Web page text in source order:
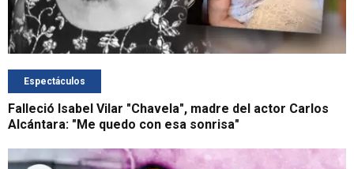
Espectáculos
Falleció Isabel Vilar "Chavela", madre del actor Carlos
Alcántara: "Me quedo con esa sonrisa"